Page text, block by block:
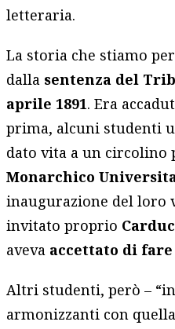
letteraria.
La storia che stiamo
dalla sentenza del
aprile 1891. Era
prima, alcuni studenti
dato vita a un circolino
Monarchico
inaugurazione del loro
invitato proprio
aveva accettato di
Altri studenti, però –
armonizzanti con